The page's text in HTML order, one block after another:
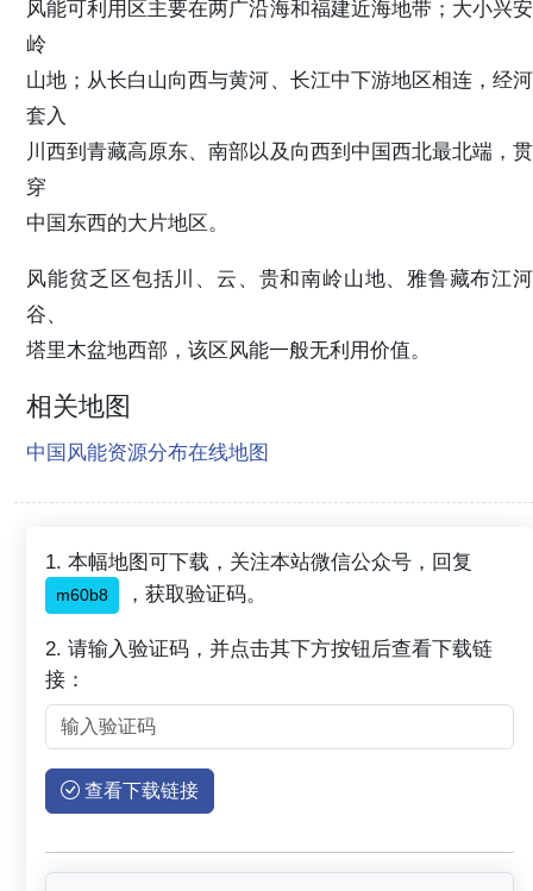
风能可利用区主要在两广沿海和福建近海地带；大小兴安
岭
山地；从长白山向西与黄河、长江中下游地区相连，经河
套入
川西到青藏高原东、南部以及向西到中国西北最北端，贯
穿
中国东西的大片地区。
风能贫乏区包括川、云、贵和南岭山地、雅鲁藏布江河
谷、
塔里木盆地西部，该区风能一般无利用价值。
相关地图
中国风能资源分布在线地图
1. 本幅地图可下载，关注本站微信公众号，回复
m60b8 ，获取验证码。
2. 请输入验证码，并点击其下方按钮后查看下载链
接：
查看下载链接